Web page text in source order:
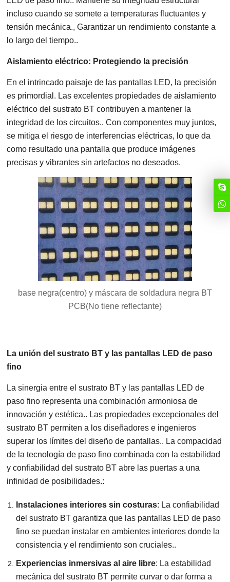
incluso cuando se somete a temperaturas fluctuantes y
tensión mecánica., Garantizar un rendimiento constante a
lo largo del tiempo..
Aislamiento eléctrico: Protegiendo la precisión
En el intrincado paisaje de las pantallas LED, la precisión
es primordial. Las excelentes propiedades de aislamiento
eléctrico del sustrato BT contribuyen a mantener la
integridad de los circuitos.. Con componentes muy juntos,
se mitiga el riesgo de interferencias eléctricas, lo que da
como resultado una pantalla que produce imágenes
precisas y vibrantes sin artefactos no deseados.
base negra(centro) y máscara de soldadura negra BT
PCB(No tiene reflectante)
La unión del sustrato BT y las pantallas LED de paso
fino
La sinergia entre el sustrato BT y las pantallas LED de
paso fino representa una combinación armoniosa de
innovación y estética.. Las propiedades excepcionales del
sustrato BT permiten a los diseñadores e ingenieros
superar los límites del diseño de pantallas.. La compacidad
de la tecnología de paso fino combinada con la estabilidad
y confiabilidad del sustrato BT abre las puertas a una
infinidad de posibilidades.:
Instalaciones interiores sin costuras: La confiabilidad
del sustrato BT garantiza que las pantallas LED de paso
fino se puedan instalar en ambientes interiores donde la
consistencia y el rendimiento son cruciales..
Experiencias inmersivas al aire libre: La estabilidad
mecánica del sustrato BT permite curvar o dar forma a